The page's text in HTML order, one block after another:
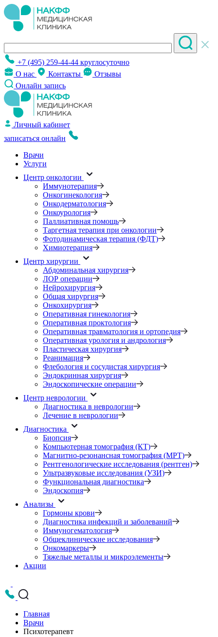
+7 (495) 259-44-44 круглосуточно
О нас
Контакты
Отзывы
Онлайн запись
Личный кабинет
записаться онлайн
Врачи
Услуги
Центр онкологии
Иммунотерапия
Онкогинекология
Онкодерматология
Онкоурология
Паллиативная помощь
Таргетная терапия при онкологии
Фотодинамическая терапия (ФДТ)
Химиотерапия
Центр хирургии
Абдоминальная хирургия
ЛОР операции
Нейрохирургия
Общая хирургия
Онкохирургия
Оперативная гинекология
Оперативная проктология
Оперативная травматология и ортопедия
Оперативная урология и андрология
Пластическая хирургия
Реанимация
Флебология и сосудистая хирургия
Эндокринная хирургия
Эндоскопические операции
Центр неврологии
Диагностика в неврологии
Лечение в неврологии
Диагностика
Биопсия
Компьютерная томография (КТ)
Магнитно-резонансная томография (МРТ)
Рентгенологические исследования (рентген)
Ультразвуковые исследования (УЗИ)
Функциональная диагностика
Эндоскопия
Анализы
Гормоны крови
Диагностика инфекций и заболеваний
Иммуногематология
Общеклинические исследования
Онкомаркеры
Тяжелые металлы и микроэлементы
Акции
Главная
Врачи
Психотерапевт